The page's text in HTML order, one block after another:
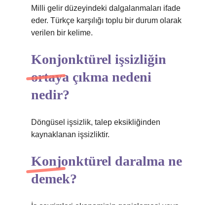
Milli gelir düzeyindeki dalgalanmaları ifade
eder. Türkçe karşılığı toplu bir durum olarak
verilen bir kelime.
Konjonktürel işsizliğin
ortaya çıkma nedeni
nedir?
Döngüsel işsizlik, talep eksikliğinden
kaynaklanan işsizliktir.
Konjonktürel daralma ne
demek?